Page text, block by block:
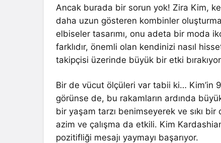
Ancak burada bir sorun yok! Zira Kim,
daha uzun gösteren kombinler
elbiseler tasarımı, onu adeta bir moda
farklıdır, önemli olan kendinizi nasıl
takipçisi üzerinde büyük bir etki
Bir de vücut ölçüleri var tabii ki… Kim’in
görünse de, bu rakamların ardında
bir yaşam tarzı benimseyerek ve sıkı
azim ve çalışma da etkili. Kim
pozitifliği mesajı yaymayı başarıyor.